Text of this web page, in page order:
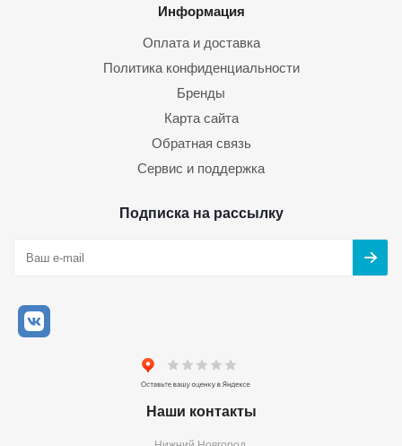
Информация
Оплата и доставка
Политика конфиденциальности
Бренды
Карта сайта
Обратная связь
Сервис и поддержка
Подписка на рассылку
Наши контакты